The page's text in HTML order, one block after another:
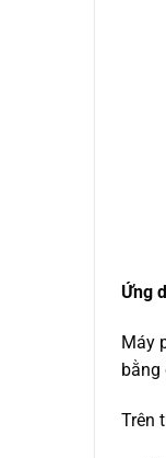
Ứng
Máy
bằng
Trên